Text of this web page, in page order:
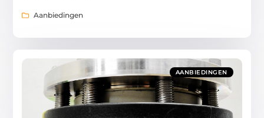
Aanbiedingen
AANBIEDINGEN